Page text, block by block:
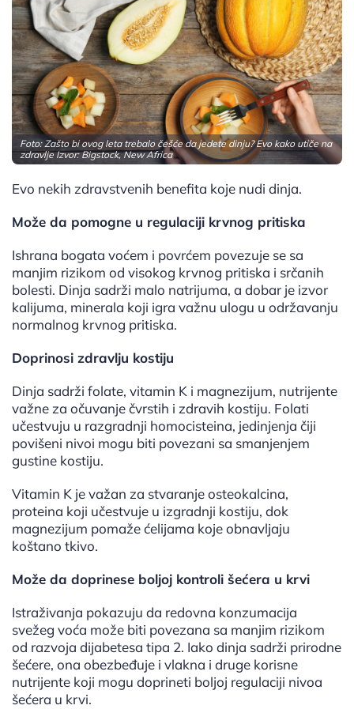
Foto: Zašto bi ovog leta trebalo češće da jedete dinju? Evo kako utiče na
zdravlje Izvor: Bigstock, New Africa
Evo nekih zdravstvenih benefita koje nudi dinja.
Može da pomogne u regulaciji krvnog pritiska
Ishrana bogata voćem i povrćem povezuje se sa
manjim rizikom od visokog krvnog pritiska i srčanih
bolesti. Dinja sadrži malo natrijuma, a dobar je izvor
kalijuma, minerala koji igra važnu ulogu u održavanju
normalnog krvnog pritiska.
Doprinosi zdravlju kostiju
Dinja sadrži folate, vitamin K i magnezijum, nutrijente
važne za očuvanje čvrstih i zdravih kostiju. Folati
učestvuju u razgradnji homocisteina, jedinjenja čiji
povišeni nivoi mogu biti povezani sa smanjenjem
gustine kostiju.
Vitamin K je važan za stvaranje osteokalcina,
proteina koji učestvuje u izgradnji kostiju, dok
magnezijum pomaže ćelijama koje obnavljaju
koštano tkivo.
Može da doprinese boljoj kontroli šećera u krvi
Istraživanja pokazuju da redovna konzumacija
svežeg voća može biti povezana sa manjim rizikom
od razvoja dijabetesa tipa 2. Iako dinja sadrži prirodne
šećere, ona obezbeđuje i vlakna i druge korisne
nutrijente koji mogu doprineti boljoj regulaciji nivoa
šećera u krvi.